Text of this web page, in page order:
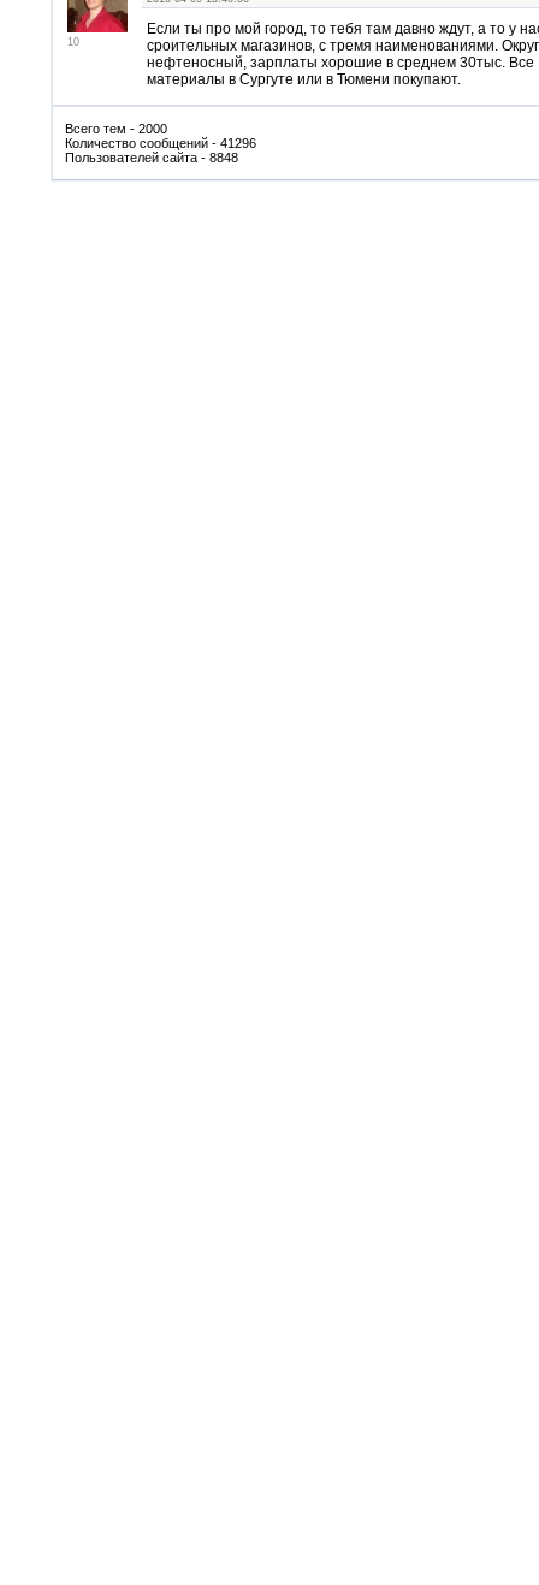
10
Если ты про мой город, то тебя там давно ждут, а то у
сроительных магазинов, с тремя наименованиями. Округ
нефтеносный, зарплаты хорошие в среднем 30тыс. Все
материалы в Сургуте или в Тюмени покупают.
Всего тем - 2000
Количество сообщений - 41296
Пользователей сайта - 8848